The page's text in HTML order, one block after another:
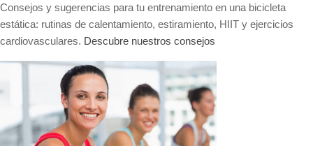
Consejos y sugerencias para tu entrenamiento en una bicicleta
estática: rutinas de calentamiento, estiramiento, HIIT y ejercicios
cardiovasculares. Descubre nuestros consejos